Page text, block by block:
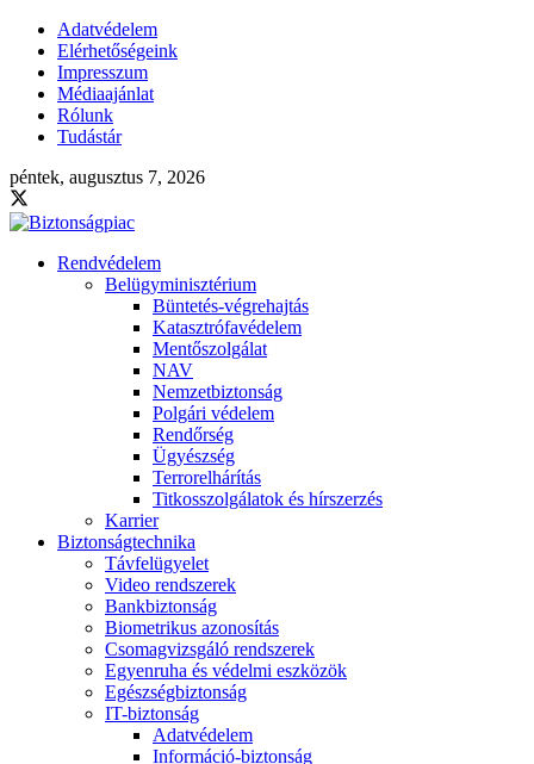
Adatvédelem
Elérhetőségeink
Impresszum
Médiaajánlat
Rólunk
Tudástár
péntek, augusztus 7, 2026
Rendvédelem
Belügyminisztérium
Büntetés-végrehajtás
Katasztrófavédelem
Mentőszolgálat
NAV
Nemzetbiztonság
Polgári védelem
Rendőrség
Ügyészség
Terrorelhárítás
Titkosszolgálatok és hírszerzés
Karrier
Biztonságtechnika
Távfelügyelet
Video rendszerek
Bankbiztonság
Biometrikus azonosítás
Csomagvizsgáló rendszerek
Egyenruha és védelmi eszközök
Egészségbiztonság
IT-biztonság
Adatvédelem
Információ-biztonság